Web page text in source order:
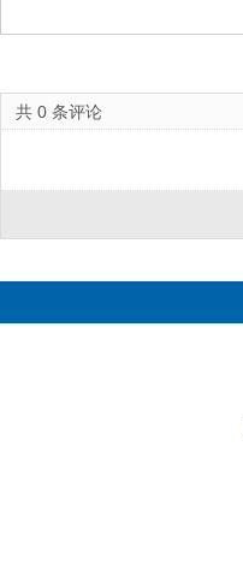
共 0 条评论